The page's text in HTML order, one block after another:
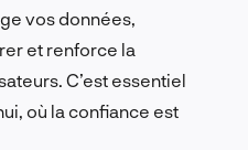
vos données,
et renforce la
C’est essentiel
où la confiance est